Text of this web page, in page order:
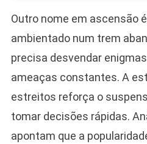
Outro nome em ascensão é
ambientado num trem
precisa desvendar
ameaças constantes. A
estreitos reforça o
tomar decisões rápidas.
apontam que a